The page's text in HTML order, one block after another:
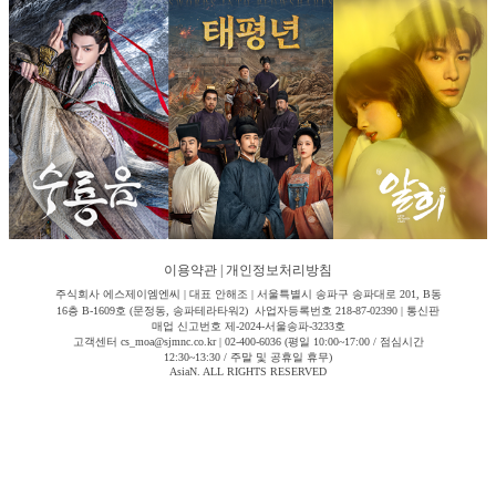
이용약관 개인정보처리방침
주식회사 에스제이엠엔씨 | 대표 안해조 | 서울특별시 송파구 송파대로 201, B동
16층 B-1609호 (문정동, 송파테라타워2) 사업자등록번호 218-87-02390 | 통신판
매업 신고번호 제-2024-서울송파-3233호
고객센터 cs_moa@sjmnc.co.kr | 02-400-6036 (평일 10:00~17:00 / 점심시간
12:30~13:30 / 주말 및 공휴일 휴무)
AsiaN. ALL RIGHTS RESERVED